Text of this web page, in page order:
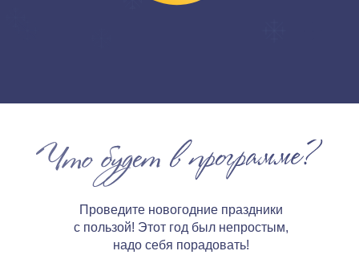
Проведите новогодние праздники
с пользой! Этот год был непростым,
надо себя порадовать!